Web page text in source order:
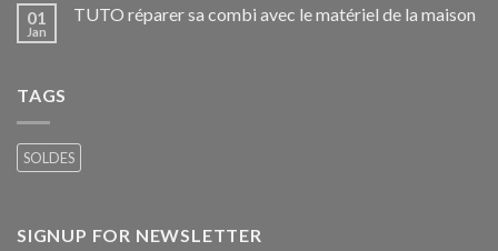
01
Jan
TUTO réparer sa combi avec le matériel de la maison
TAGS
SOLDES
SIGNUP FOR NEWSLETTER